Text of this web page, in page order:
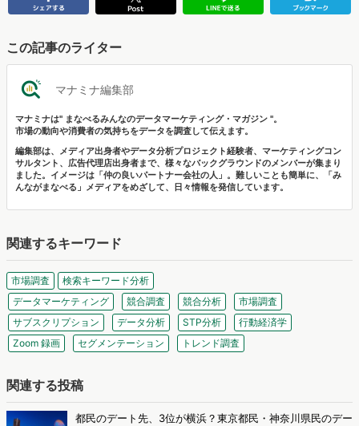
この記事のライター
マナミナ編集部
マナミナは" まなべるみんなのデータマーケティング・マガジン "。
市場の動向や消費者の気持ちをデータを調査して伝えます。
編集部は、メディア出身者やデータ分析プロジェクト経験者、マーケティングコン
サルタント、広告代理店出身者まで、様々なバックグラウンドのメンバーが集まり
ました。イメージは「仲の良いパートナー会社の人」。難しいことも簡単に、「み
んながまなべる」メディアをめざして、日々情報を発信しています。
関連するキーワード
市場調査
検索キーワード分析
データマーケティング
競合調査 競合分析
市場調査
サブスクリプション
データ分析 STP分析
行動経済学
Zoom 録画
セグメンテーション トレンド調査
関連する投稿
都民のデート先、3位が横浜？東京都民・神奈川県民のデー